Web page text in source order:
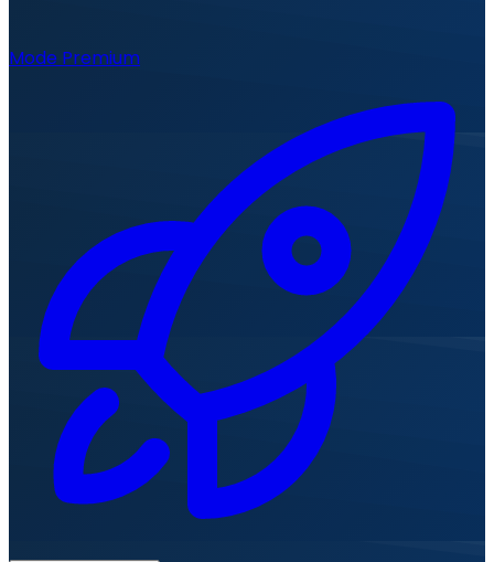
Mode Premium